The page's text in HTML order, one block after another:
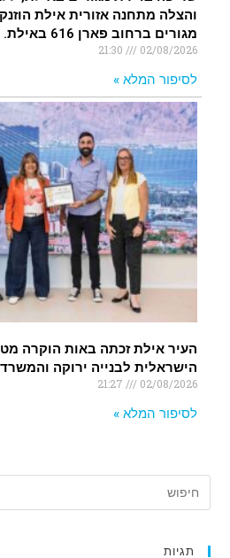
והצלה מתחנה אזורית אילת
מגורים ברחוב פארן 616 באילת.
02/08/2026
לסיפור המלא »
העיר אילת זכתה באות הוקרה
הישראלית לבנייה ירוקה
02/08/2026
לסיפור המלא »
תגיות